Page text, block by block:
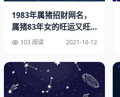
1、吉祥
2、祯祥代表人旺财旺的两个字。
1983年属猪招财网名，
属猪83年女的旺运又旺
财的微信名
103 阅读 2021-10-12